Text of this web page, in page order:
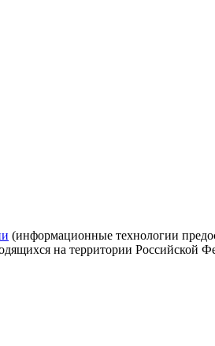
(информационные технологии
на территории Российской